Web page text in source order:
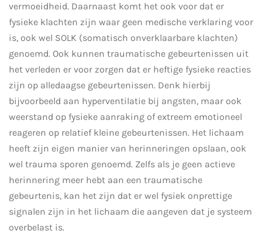
vermoeidheid. Daarnaast komt het ook voor dat er
fysieke klachten zijn waar geen medische verklaring voor
is, ook wel SOLK (somatisch onverklaarbare klachten)
genoemd. Ook kunnen traumatische gebeurtenissen uit
het verleden er voor zorgen dat er heftige fysieke reacties
zijn op alledaagse gebeurtenissen. Denk hierbij
bijvoorbeeld aan hyperventilatie bij angsten, maar ook
weerstand op fysieke aanraking of extreem emotioneel
reageren op relatief kleine gebeurtenissen. Het lichaam
heeft zijn eigen manier van herinneringen opslaan, ook
wel trauma sporen genoemd. Zelfs als je geen actieve
herinnering meer hebt aan een traumatische
gebeurtenis, kan het zijn dat er wel fysiek onprettige
signalen zijn in het lichaam die aangeven dat je systeem
overbelast is.